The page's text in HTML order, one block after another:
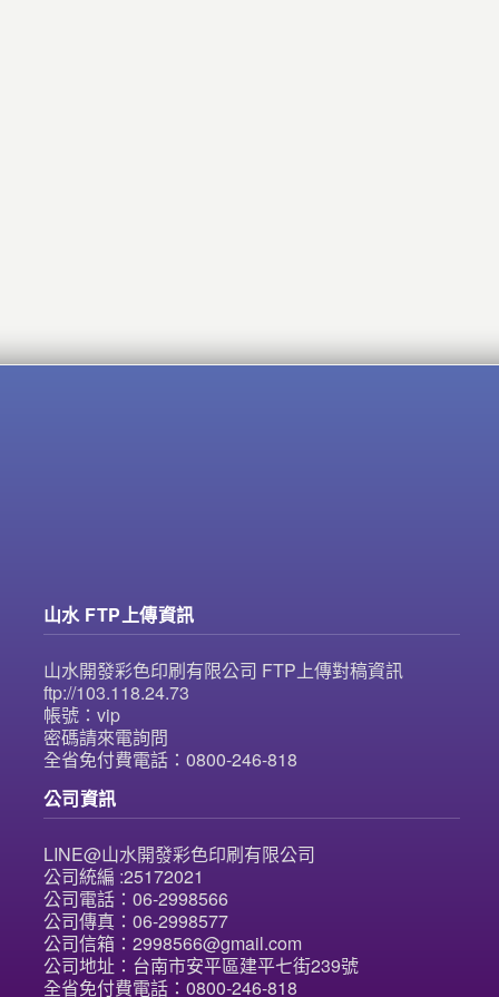
山水 FTP上傳資訊
山水開發彩色印刷有限公司 FTP上傳對稿資訊
ftp://103.118.24.73
帳號：vip
密碼請來電詢問
全省免付費電話：0800-246-818
公司資訊
LINE@山水開發彩色印刷有限公司
公司統編 :25172021
公司電話：06-2998566
公司傳真：06-2998577
公司信箱：2998566@gmail.com
公司地址：台南市安平區建平七街239號
全省免付費電話：0800-246-818